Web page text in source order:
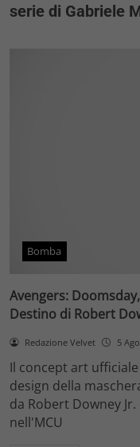
serie di Gabriele
Bomba
Avengers:
Destino di Robert
Redazione Velvet 5
Il concept art
design della
da Robert Downey
nell'MCU